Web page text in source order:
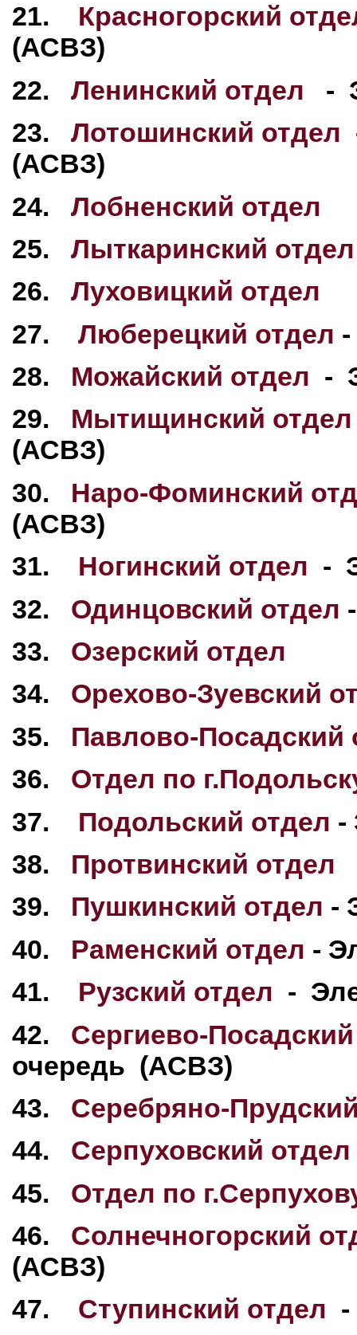
21. Красногорский
(АСВЗ)
22. Ленинский отдел -
23. Лотошинский отдел
(АСВЗ)
24. Лобненский отдел
25. Лыткаринский отдел
26. Луховицкий отдел
27. Люберецкий отдел
28. Можайский отдел -
29. Мытищинский отдел
(АСВЗ)
30. Наро-Фоминский
(АСВЗ)
31. Ногинский отдел -
32. Одинцовский отдел
33. Озерский отдел
34. Орехово-Зуевский
35. Павлово-Посадский
36. Отдел по
37. Подольский отдел -
38. Протвинский отдел
39. Пушкинский отдел -
40. Раменский отдел -
41. Рузский отдел -
42. Сергиево-
очередь (АСВЗ)
43. Серебряно-
44. Серпуховский отдел
45. Отдел по
46. Солнечногорский
(АСВЗ)
47. Ступинский отдел